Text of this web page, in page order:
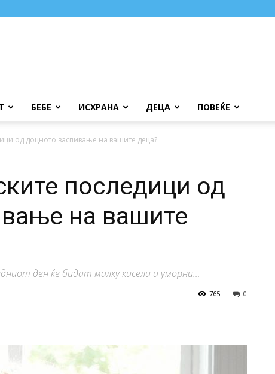
БЕБЕ ИСХРАНА ДЕЦА ПОВЕЌЕ
од доцното заспивање на вашите деца?
последици од
на вашите
ден ќе бидат малку кисели и уморни...
0
765